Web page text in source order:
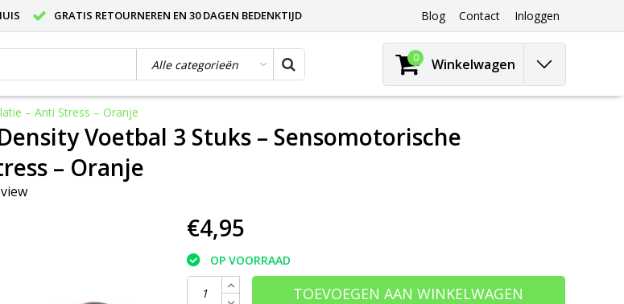
GRATIS RETOURNEREN EN 30 DAGEN BEDENKTIJD Blog Contact Inloggen
0 Winkelwagen
– Anti Stress – Oranje
Voetbal 3 Stuks – Sensomotorische
– Oranje
€4,95
OP VOORRAAD
TOEVOEGEN AAN WINKELWAGEN